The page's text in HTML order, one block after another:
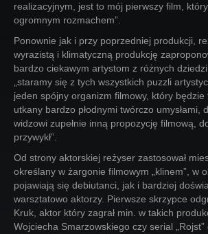
realizacyjnym, jest to mój pierwszy film,
ogromnym rozmachem”.
Ponownie jak i przy poprzedniej produkcji,
wyrazistą i klimatyczną produkcję
bardzo ciekawym artystom z różnych
„staramy się z tych wszystkich puzzli
jeden spójny organizm filmowy, który będzie
utkany bardzo płodnymi twórczo umysłami,
widzowi zupełnie inną propozycję filmową,
przywykł”.
Od strony aktorskiej reżyser zastosował
określany w żargonie filmowym „klinem”, w
pojawiają się debiutanci, jak i bardziej
warsztatowo aktorzy. Pierwsze skrzypce
Kruk, aktor który zagrał min. w takich
Wojciecha Smarzowskiego czy serial